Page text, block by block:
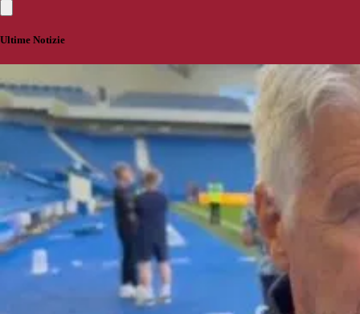
Ultime Notizie